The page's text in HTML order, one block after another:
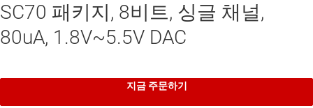
SC70 패키지, 8비트, 싱글 채널,
80uA, 1.8V~5.5V DAC
지금 주문하기